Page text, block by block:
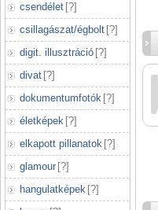
csendélet [?]
csillagászat/égbolt [?]
digit. illusztráció [?]
divat [?]
dokumentumfotók [?]
életképek [?]
elkapott pillanatok [?]
glamour [?]
hangulatképek [?]